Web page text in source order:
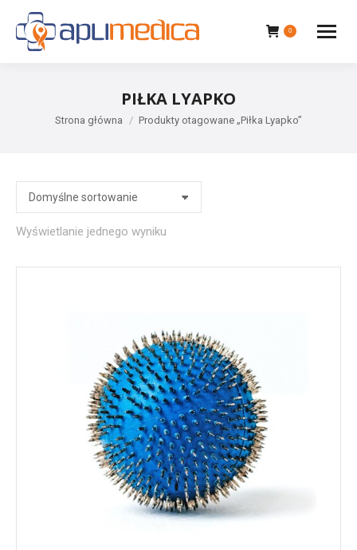
0
PIŁKA LYAPKO
Jesteś tutaj:
Strona główna Produkty otagowane „Piłka Lyapko”
Wyświetlanie jednego wyniku